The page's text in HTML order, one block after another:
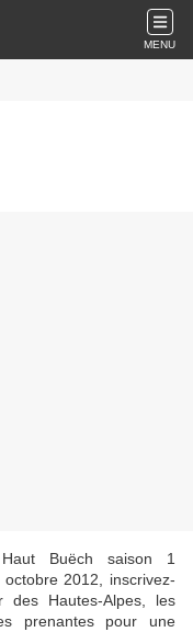
MENU
Buëch saison 1
2012, inscrivez-
Hautes-Alpes, les
prenantes pour une